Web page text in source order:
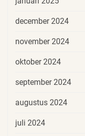
december 2024
november 2024
oktober 2024
september 2024
augustus 2024
juli 2024